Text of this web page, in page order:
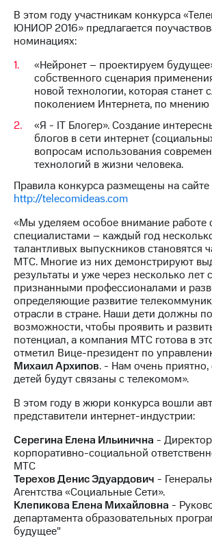
Контакты
в
регионе
и акционерам
Корпоративное
управление
Корпоративный
секретарь
Раскрытие
информации
акционерам
Документы
ПАО
"МТС"
Собрания
акционеров
Личный
кабинет
акционера
Акционерный
капитал
Контроль
и
Рынок
акций
Описание
Программа
Порядок
выкупа
акций
Дивиденды
В этом году участникам конкурса
ЮНИОР 2016» предлагается
номинациях:
«Нейронет – проектируем
собственного сценария
новой технологии, которая
поколением Интернета, по мнению
«Я - IT Блогер». Создание
блогов в сети интернет
вопросам использования
технологий в жизни человека.
Правила конкурса размещены на сайте
http://telecomideas.com
«Мы уделяем особое внимание
специалистами – каждый год
талантливых выпускников становятся
МТС. Многие из них демонстрируют
результаты и уже через несколько лет
признанными профессионалами и
определяющие развитие
отрасли в стране. Наши дети должны
возможности, чтобы проявить и
потенциал, а компания МТС готова в
отметил Вице-президент по
Михаил Архипов. - Нам очень
детей будут связаны с телекомом».
В этом году в жюри конкурса вошли
представители интернет-индустрии:
Серегина Елена Ильинична -
корпоративно-социальной
МТС
Терехов Денис Эдуардович -
Агентства «Социальные Сети».
Клепикова Елена Михайловна -
департамента образовательных
будущее"